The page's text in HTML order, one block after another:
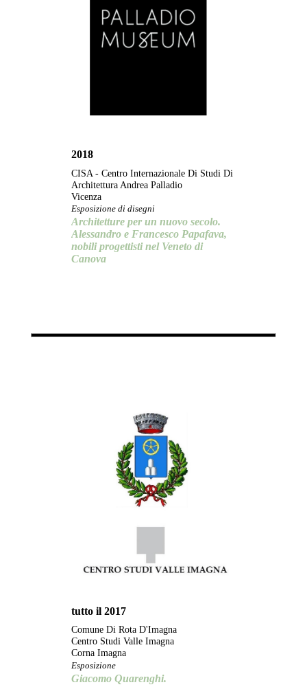
2018
CISA - Centro Internazionale Di Studi Di
Architettura Andrea Palladio
Vicenza
Esposizione di disegni
Architetture per un nuovo secolo.
Alessandro e Francesco Papafava,
nobili progettisti nel Veneto di
Canova
tutto il 2017
Comune Di Rota D'Imagna
Centro Studi Valle Imagna
Corna Imagna
Esposizione
Giacomo Quarenghi.